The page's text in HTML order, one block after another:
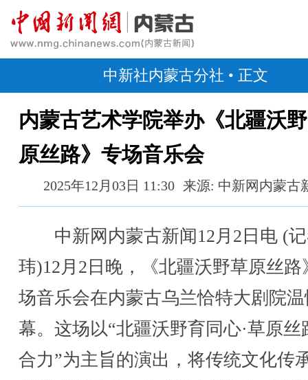
中新社内蒙古分社 • 正文
内蒙古艺术学院举办《北疆沃
原丝路》专场音乐会
2025年12月03日 11:30 来源: 中新网内蒙古
中新网内蒙古新闻12月2日电 (记
玮)12月2日晚，《北疆沃野草原丝路
场音乐会在内蒙古乌兰恰特大剧院
幕。这场以“北疆沃野育同心·草原丝
合力”为主旨的演出，将传统文化传